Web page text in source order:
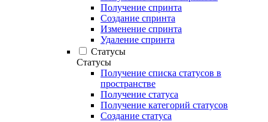
Получение спринта
Создание спринта
Изменение спринта
Удаление спринта
Статусы
Статусы
Получение списка статусов в
пространстве
Получение статуса
Получение категорий статусов
Создание статуса